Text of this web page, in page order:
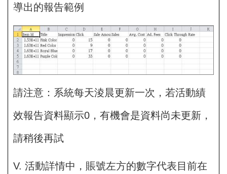
導出的報告範例
請注意：系統每天淩晨更新一次，若活動績
效報告資料顯示0，有機會是資料尚未更新，
請稍後再試
V. 活動詳情中，賬號左方的數字代表目前在